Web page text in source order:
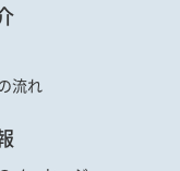
流れ